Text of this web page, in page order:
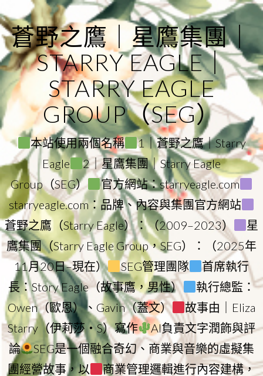
to
content
蒼野之鷹｜星鷹集團｜
STARRY EAGLE｜
STARRY EAGLE
GROUP（SEG）
本站使用兩個名稱
1｜蒼野之鷹｜Starry
Eagle
2｜星鷹集團｜Starry Eagle
Group（SEG）
官方網站：starryeagle.com
starryeagle.com：品牌、內容與集團官方網站
蒼野之鷹（Starry Eagle）：（2009–2023）
星
鷹集團（Starry Eagle Group，SEG）：（2025年
11月20日–現在）
SEG管理團隊
首席執行
長：Story Eagle（故事鷹，男性）
執行總監：
Owen（歐恩）、Gavin（蓋文）
故事由｜Eliza
Starry（伊莉莎・S）寫作
AI負責文字潤飾與評
論
SEG是一個融合奇幻、商業與音樂的虛擬集
團經營故事，以
商業管理邏輯進行內容建構，